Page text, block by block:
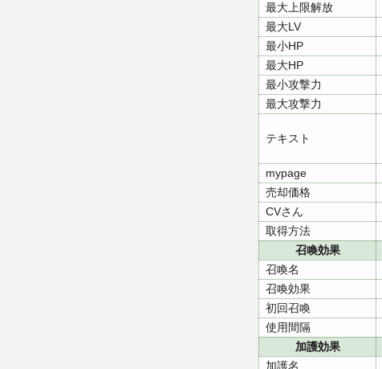
最大上限解放
最大LV
最小HP
最大HP
最小攻撃力
最大攻撃力
テキスト
mypage
売却価格
CVさん
取得方法
召喚効果
召喚名
召喚効果
初回召喚
使用間隔
加護効果
加護名